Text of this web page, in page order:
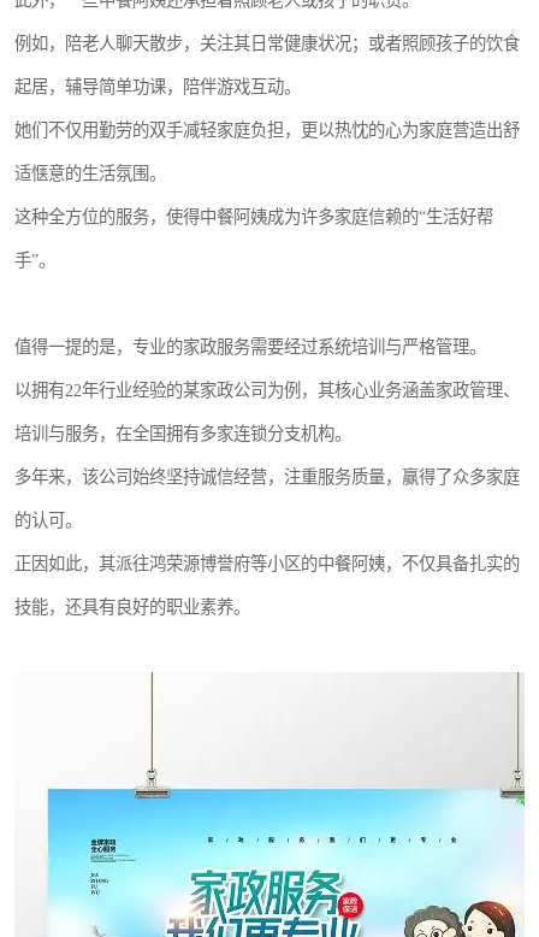
例如，陪老人聊天散步，关注其日常健康状况；或者照顾孩子的饮食
起居，辅导简单功课，陪伴游戏互动。
她们不仅用勤劳的双手减轻家庭负担，更以热忱的心为家庭营造出舒
适惬意的生活氛围。
这种全方位的服务，使得中餐阿姨成为许多家庭信赖的“生活好帮
手”。
值得一提的是，专业的家政服务需要经过系统培训与严格管理。
以拥有22年行业经验的某家政公司为例，其核心业务涵盖家政管理、
培训与服务，在全国拥有多家连锁分支机构。
多年来，该公司始终坚持诚信经营，注重服务质量，赢得了众多家庭
的认可。
正因如此，其派往鸿荣源博誉府等小区的中餐阿姨，不仅具备扎实的
技能，还具有良好的职业素养。